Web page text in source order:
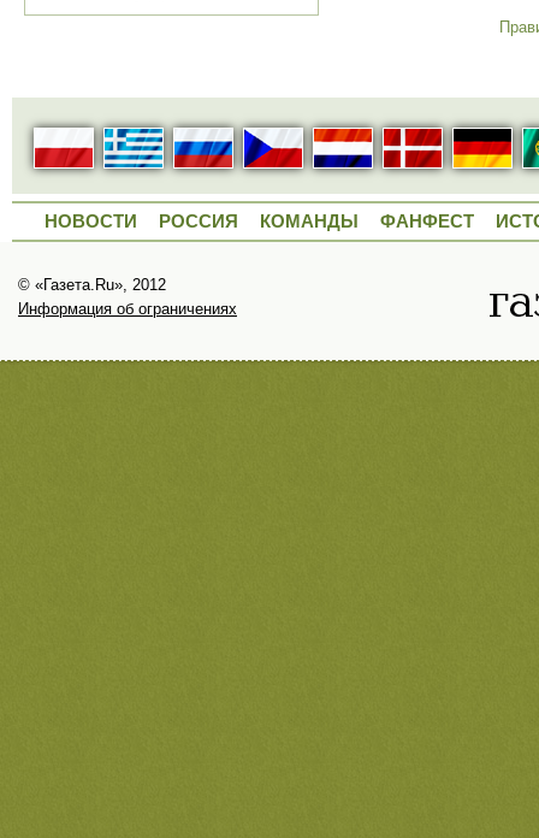
НОВОСТИ РОССИЯ КОМАНДЫ ФАНФЕСТ
© «Газета.Ru», 2012
Информация об ограничениях